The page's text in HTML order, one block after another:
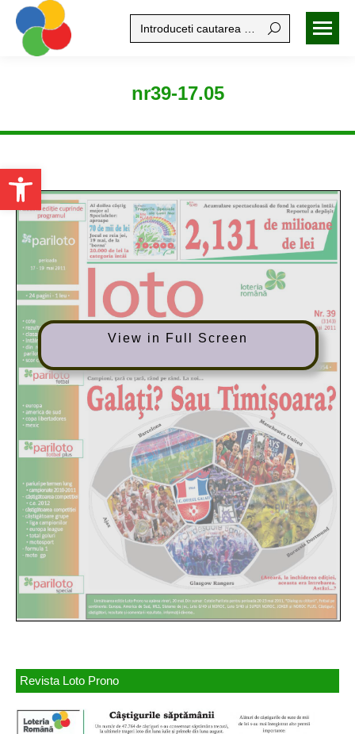
Open toolbar
Search:
nr39-17.05
View in Full Screen
Revista Loto Prono